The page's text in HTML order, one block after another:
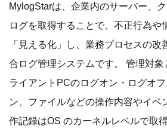
MylogStarは、企業内のサーバー、
ログを取得することで、不正行為や
「見える化」し、業務プロセスの
合ログ管理システムです。 管理対
ライアントPCのログオン・ログオ
ン、ファイルなどの操作内容やイベ
作記録はOS のカーネルレベルで取